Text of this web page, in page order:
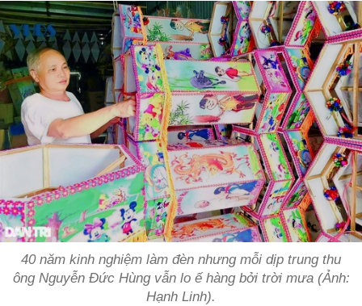
40 năm kinh nghiệm làm đèn nhưng mỗi dịp trung thu
ông Nguyễn Đức Hùng vẫn lo ế hàng bởi trời mưa (Ảnh:
Hạnh Linh).